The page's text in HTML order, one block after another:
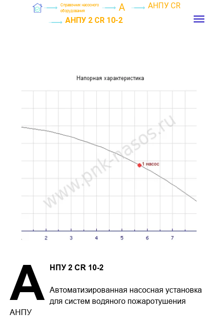
Справочник насосного
оборудования
А
АНПУ CR
АНПУ 2 CR 10-2
А НПУ 2 CR 10-2
Автоматизированная насосная установка
для систем водяного пожаротушения
АНПУ